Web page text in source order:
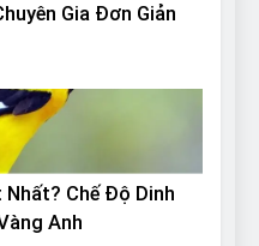
Gia Đơn Giản
Nhất? Chế Độ Dinh
Anh